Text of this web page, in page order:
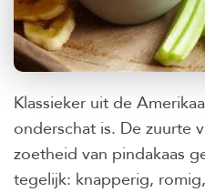
Klassieker uit de
onderschat is. De zuurte
zoetheid van pindakaas
tegelijk: knapperig,